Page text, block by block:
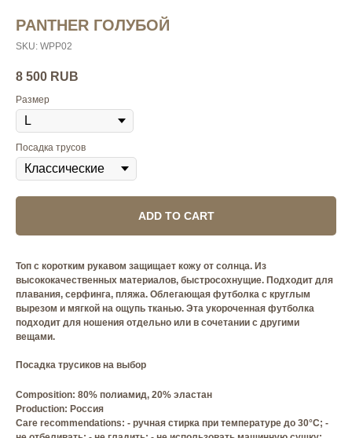
PANTHER ГОЛУБОЙ
SKU: WPP02
8 500 RUB
Размер
Посадка трусов
ADD TO CART
Топ с коротким рукавом защищает кожу от солнца. Из
высококачественных материалов, быстросохнущие. Подходит для
плавания, серфинга, пляжа. Облегающая футболка с круглым
вырезом и мягкой на ощупь тканью. Эта укороченная футболка
подходит для ношения отдельно или в сочетании с другими
вещами.
Посадка трусиков на выбор
Composition: 80% полиамид, 20% эластан
Production: Россия
Care recommendations: - ручная стирка при температуре до 30°C; -